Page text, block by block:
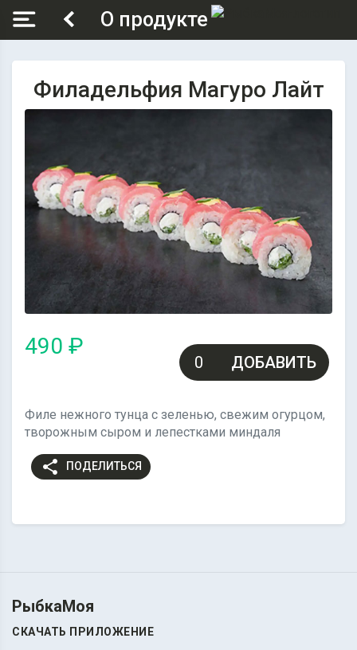
О продукте
Филадельфия Магуро Лайт
490 ₽
ДОБАВИТЬ
Филе нежного тунца с зеленью, свежим огурцом,
творожным сыром и лепестками миндаля
share ПОДЕЛИТЬСЯ
РыбкаМоя
СКАЧАТЬ ПРИЛОЖЕНИЕ